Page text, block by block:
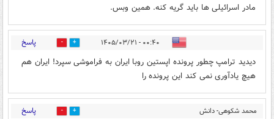
مادر اسرائیلی ها باید گریه کنه. همین وبس.
۰۰:۴۰ - ۱۴۰۵/۰۳/۲۱ 0 پاسخ
دیدید ترامپ چطور پرونده اپستین رو‌با ایران به فراموشی سپرد! ایران هم
هیچ یادآوری نمی کند این پرونده را
محمد شکوهی- دانش
1 پاسخ